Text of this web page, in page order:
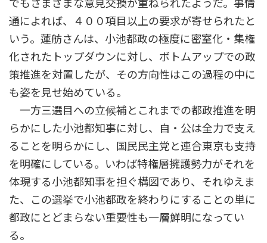
でもさまざまな意見交換が重ねられたようだ。事情
通によれば、４００項目以上の要求が寄せられたと
いう。蓮舫さんは、小池都政の極度に密室化・集権
化されたトップダウンに対し、ボトムアップでの政
策推進を対置したが、その方向性はこの過程の中に
も姿を見せ始めている。
一方三選目への立候補とこれまでの都政推進を明
らかにした小池都知事に対し、自・公は全力で支え
ることを明らかにし、国民民主党と連合東京も支持
を明確にしている。いわば特権層擁護勢力がそれを
体現する小池都知事を担ぐ構図であり、それゆえま
た、この選挙で小池都政を終わりにすることの単に
都政にとどまらない重要性も一層鮮明になってい
る。